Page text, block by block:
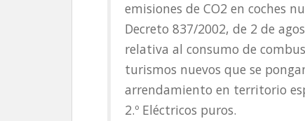
emisiones de CO2 en coches
Decreto 837/2002, de 2 de
relativa al consumo de
turismos nuevos que se
arrendamiento en territorio
2.º Eléctricos puros.